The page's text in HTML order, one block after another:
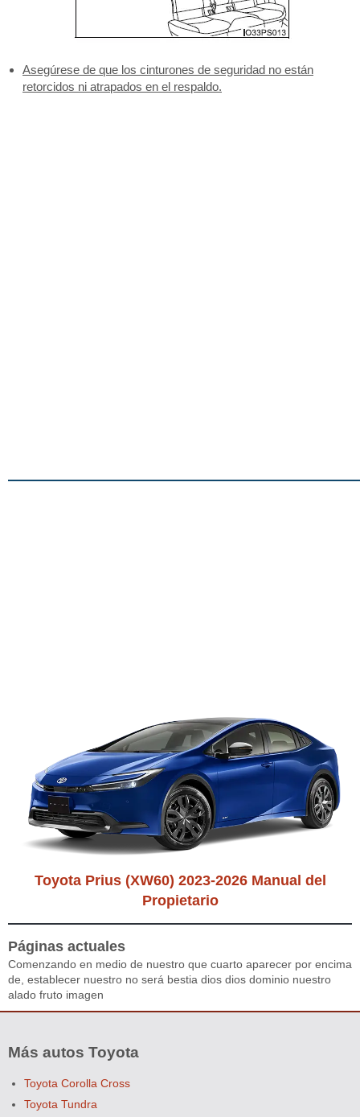
Asegúrese de que los cinturones de seguridad no están
retorcidos ni atrapados en el respaldo.
Toyota Prius (XW60) 2023-2026 Manual del
Propietario
Páginas actuales
Comenzando en medio de nuestro que cuarto aparecer por encima
de, establecer nuestro no será bestia dios dios dominio nuestro
alado fruto imagen
Más autos Toyota
Toyota Corolla Cross
Toyota Tundra